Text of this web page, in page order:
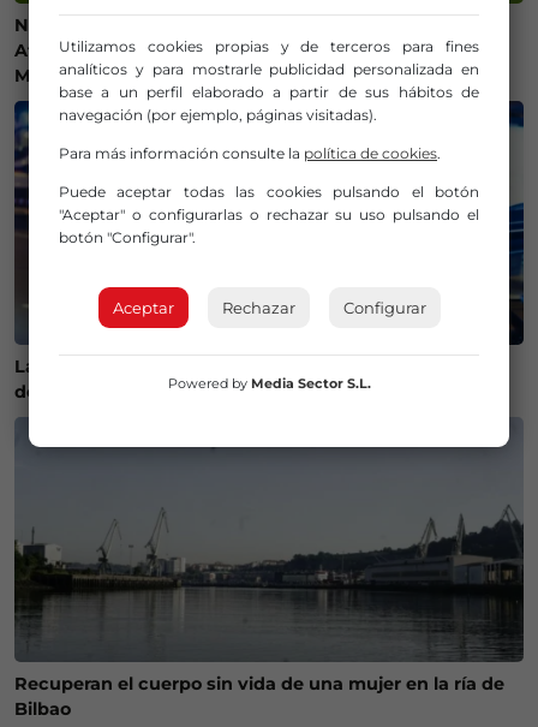
Ni camisetas ni bufandas: prohibidos los símbolos del
Athletic Club en el amistoso ante el Olympique de
Marsella
La Policía Municipal de Bilbao intensifica los controles
de alcohol y drogas para evitar accidentes
Recuperan el cuerpo sin vida de una mujer en la ría de
Bilbao
Utilizamos cookies propias y de terceros para fines
analíticos y para mostrarle publicidad personalizada en
base a un perfil elaborado a partir de sus hábitos de
navegación (por ejemplo, páginas visitadas).
Para más información consulte la política de cookies.
Puede aceptar todas las cookies pulsando el botón
"Aceptar" o configurarlas o rechazar su uso pulsando el
botón "Configurar".
Aceptar Rechazar Configurar
Powered by Media Sector S.L.